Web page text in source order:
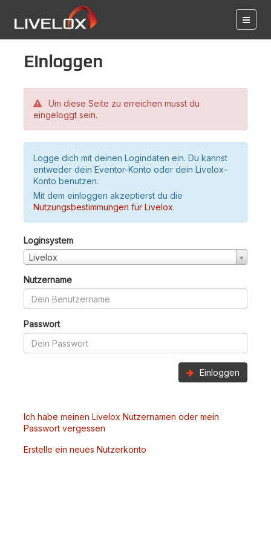
Einloggen
Um diese Seite zu erreichen musst du
eingeloggt sein.
Logge dich mit deinen Logindaten ein. Du kannst
entweder dein Eventor-Konto oder dein Livelox-
Konto benutzen.
Mit dem einloggen akzeptierst du die
Nutzungsbestimmungen für Livelox.
Loginsystem
Livelox
Nutzername
Passwort
Einloggen
Ich habe meinen Livelox Nutzernamen oder mein
Passwort vergessen
Erstelle ein neues Nutzerkonto